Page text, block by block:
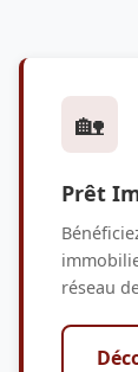
🏡
Prêt
réseau